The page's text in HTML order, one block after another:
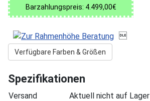
Barzahlungspreis: 4.499,00€

Verfügbare Farben & Größen
Spezifikationen
Versand
Aktuell nicht auf Lager